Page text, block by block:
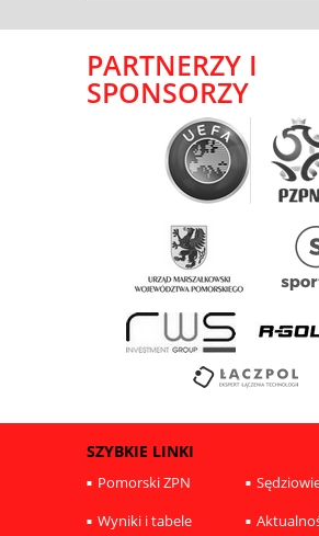
PARTNERZY I
SPONSORZY
SZYBKIE LINKI
Pomorski ZPN
Wyniki i tabele